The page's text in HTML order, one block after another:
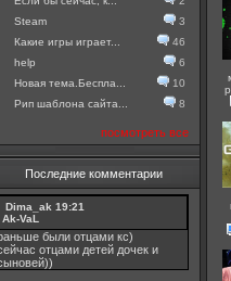
Steam
3
Какие игры играет...
46
help
6
Новая тема.Беспла...
10
Рип шаблона сайта...
8
посмотреть все
Последние комментарии
Dima_ak 19:21
Ak-VaL
были отцами кс)
отцами детей дочек и